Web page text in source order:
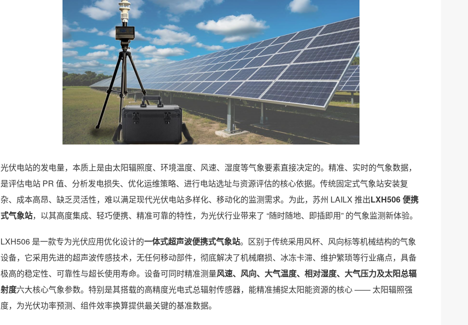
光伏电站的发电量，本质上是由太阳辐照度、环境温度、风速、湿度等气象要素直接决定的。精准、实时的气象数据，
是评估电站 PR 值、分析发电损失、优化运维策略、进行电站选址与资源评估的核心依据。传统固定式气象站安装复
杂、成本高昂、缺乏灵活性，难以满足现代光伏电站多样化、移动化的监测需求。为此，苏州 LAILX 推出LXH506 便携
式气象站，以其高度集成、轻巧便携、精准可靠的特性，为光伏行业带来了 “随时随地、即插即用” 的气象监测新体验。
LXH506 是一款专为光伏应用优化设计的一体式超声波便携式气象站。区别于传统采用风杯、风向标等机械结构的气象
设备，它采用先进的超声波传感技术，无任何移动部件，彻底解决了机械磨损、冰冻卡滞、维护繁琐等行业痛点，具备
极高的稳定性、可靠性与超长使用寿命。设备可同时精准测量风速、风向、大气温度、相对湿度、大气压力及太阳总辐
射度六大核心气象参数。特别是其搭载的高精度光电式总辐射传感器，能精准捕捉太阳能资源的核心 —— 太阳辐照强
度，为光伏功率预测、组件效率换算提供最关键的基准数据。